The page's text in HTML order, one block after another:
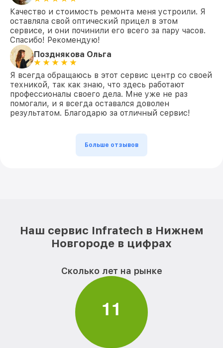
Качество и стоимость ремонта меня устроили. Я
оставляла свой оптический прицел в этом
сервисе, и они починили его всего за пару часов.
Спасибо! Рекомендую!
Позднякова Ольга
Я всегда обращаюсь в этот сервис центр со своей
техникой, так как знаю, что здесь работают
профессионалы своего дела. Мне уже не раз
помогали, и я всегда оставался доволен
результатом. Благодарю за отличный сервис!
Больше отзывов
Наш сервис Infratech в Нижнем
Новгороде в цифрах
Сколько лет на рынке
11